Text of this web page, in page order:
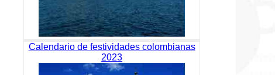
Calendario de festividades colombianas
2023